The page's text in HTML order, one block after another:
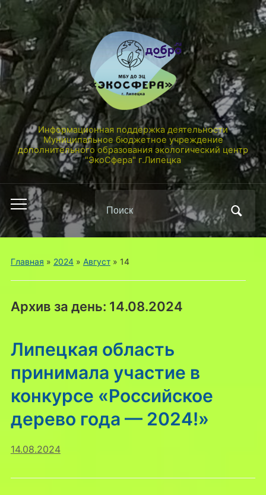
Информационная поддержка деятельности
Муниципальное бюджетное учреждение
дополнительного образования экологический центр
"ЭкоСфера" г.Липецка
Переключить
мобильное
меню
Поиск
по:
Главная » 2024» Август» 14
Архив за день: 14.08.2024
Липецкая область
принимала участие в
конкурсе «Российское
дерево года — 2024!»
14.08.2024